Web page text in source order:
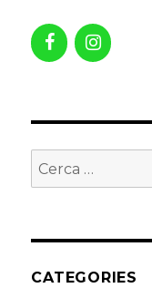
Buscar
per:
CATEGORIES